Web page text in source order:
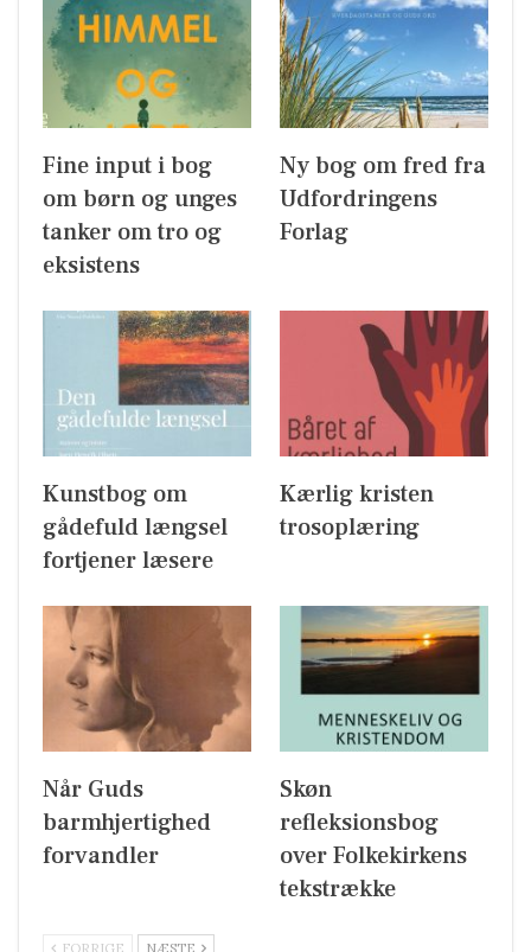
Fine input i bog
om børn og unges
tanker om tro og
eksistens
Ny bog om fred fra
Udfordringens
Forlag
Kunstbog om
gådefuld længsel
fortjener læsere
Kærlig kristen
trosoplæring
Når Guds
barmhjertighed
forvandler
Skøn
refleksionsbog
over Folkekirkens
tekstrække
FORRIGE NÆSTE